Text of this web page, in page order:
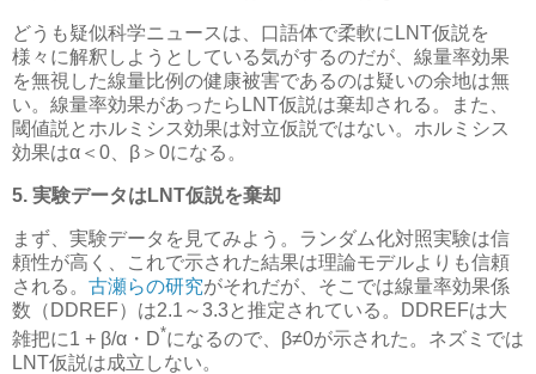
どうも疑似科学ニュースは、口語体で柔軟にLNT仮説を
様々に解釈しようとしている気がするのだが、線量率効果
を無視した線量比例の健康被害であるのは疑いの余地は無
い。線量率効果があったらLNT仮説は棄却される。また、
閾値説とホルミシス効果は対立仮説ではない。ホルミシス
効果はα＜0、β＞0になる。
5. 実験データはLNT仮説を棄却
まず、実験データを見てみよう。ランダム化対照実験は信
頼性が高く、これで示された結果は理論モデルよりも信頼
される。 古瀬らの研究がそれだが、そこでは線量率効果係
数（DDREF）は2.1～3.3と推定されている。DDREFは大
雑把に1 + β/α・D*になるので、β≠0が示された。ネズミでは
LNT仮説は成立しない。